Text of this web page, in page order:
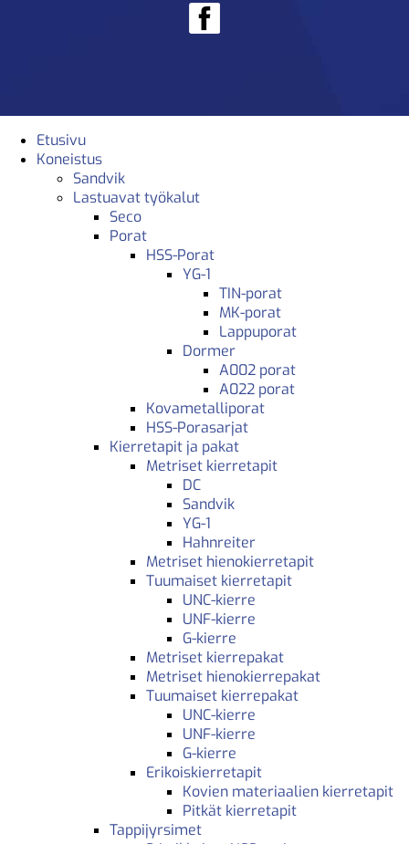
Etusivu
Koneistus
Sandvik
Lastuavat työkalut
Seco
Porat
HSS-Porat
YG-1
TIN-porat
MK-porat
Lappuporat
Dormer
A002 porat
A022 porat
Kovametalliporat
HSS-Porasarjat
Kierretapit ja pakat
Metriset kierretapit
DC
Sandvik
YG-1
Hahnreiter
Metriset hienokierretapit
Tuumaiset kierretapit
UNC-kierre
UNF-kierre
G-kierre
Metriset kierrepakat
Metriset hienokierrepakat
Tuumaiset kierrepakat
UNC-kierre
UNF-kierre
G-kierre
Erikoiskierretapit
Kovien materiaalien kierretapit
Pitkät kierretapit
Tappijyrsimet